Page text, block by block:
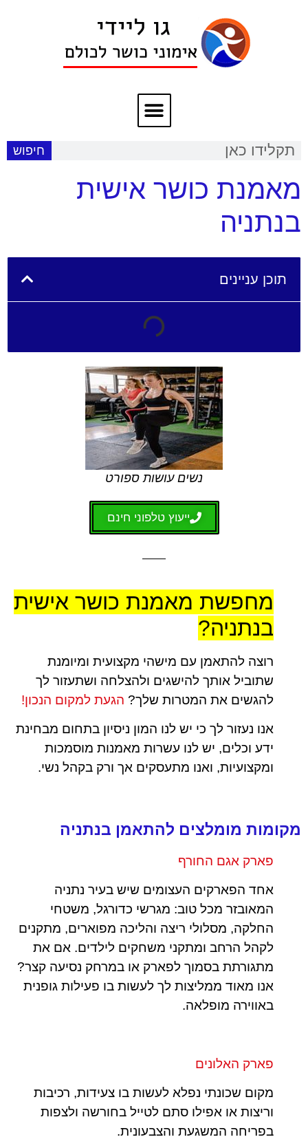
חיפוש
מאמנת כושר אישית
בנתניה
תוכן עניינים
נשים עושות ספורט
ייעוץ טלפוני חינם
מחפשת מאמנת כושר אישית
בנתניה?
רוצה להתאמן עם מישהי מקצועית ומיומנת
שתוביל אותך להישגים ולהצלחה ושתעזור לך
להגשים את המטרות שלך? הגעת למקום הנכון!
אנו נעזור לך כי יש לנו המון ניסיון בתחום מבחינת
ידע וכלים, יש לנו עשרות מאמנות מוסמכות
ומקצועיות, ואנו מתעסקים אך ורק בקהל נשי.
מקומות מומלצים להתאמן בנתניה
פארק אגם החורף
אחד הפארקים העצומים שיש בעיר נתניה
המאובזר מכל טוב: מגרשי כדורגל, משטחי
החלקה, מסלולי ריצה והליכה מפוארים, מתקנים
לקהל הרחב ומתקני משחקים לילדים. אם את
מתגורתת בסמוך לפארק או במרחק נסיעה קצר?
אנו מאוד ממליצות לך לעשות בו פעילות גופנית
באווירה מופלאה.
פארק האלונים
מקום שכונתי נפלא לעשות בו צעידות, רכיבות
וריצות או אפילו סתם לטייל בחורשה ולצפות
בפריחה המשגעת והצבעונית.